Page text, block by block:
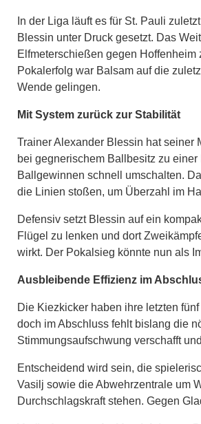
In der Liga läuft es für St. Pauli
Blessin unter Druck gesetzt. Das
Elfmeterschießen gegen
Pokalerfolg war Balsam auf die
Wende gelingen.
Mit System zurück zur Stabilität
Trainer Alexander Blessin hat seiner
bei gegnerischem Ballbesitz zu
Ballgewinnen schnell umschalten.
die Linien stoßen, um Überzahl im
Defensiv setzt Blessin auf ein
Flügel zu lenken und dort
wirkt. Der Pokalsieg könnte nun als
Ausbleibende Effizienz im
Die Kiezkicker haben ihre letzten
doch im Abschluss fehlt bislang die
Stimmungsaufschwung verschafft
Entscheidend wird sein, die
Vasilj sowie die Abwehrzentrale um
Durchschlagskraft stehen. Gegen